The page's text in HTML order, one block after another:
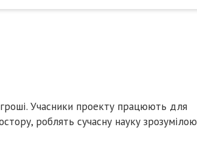
гроші. Учасники проекту працюють для
роблять сучасну науку зрозумілою